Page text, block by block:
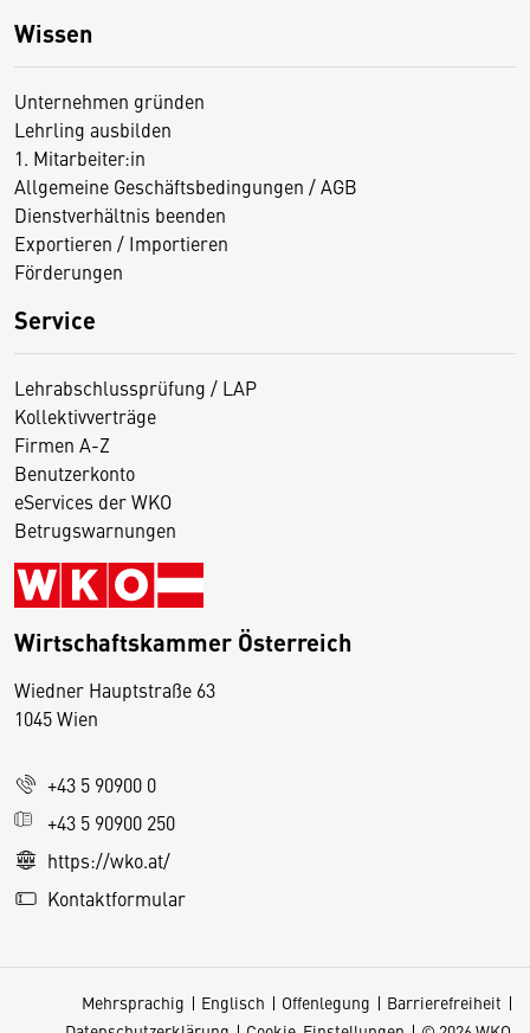
Wissen
Unternehmen gründen
Lehrling ausbilden
1. Mitarbeiter:in
Allgemeine Geschäftsbedingungen / AGB
Dienstverhältnis beenden
Exportieren / Importieren
Förderungen
Service
Lehrabschlussprüfung / LAP
Kollektivverträge
Firmen A-Z
Benutzerkonto
eServices der WKO
Betrugswarnungen
Wirtschaftskammer Österreich
Wiedner Hauptstraße 63
1045 Wien
+43 5 90900 0
+43 5 90900 250
https://wko.at/
Kontaktformular
Mehrsprachig Englisch Offenlegung
Barrierefreiheit
D
s
e
S
e